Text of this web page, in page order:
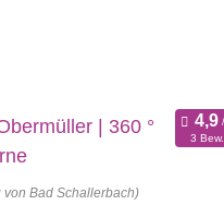
| 360 °
3 Bew.
von Bad Schallerbach)